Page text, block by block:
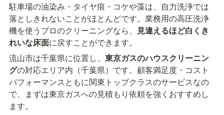
駐車場の油染み・タイヤ痕・コケや藻は、自力洗浄では
落としきれないことがほとんどです。業務用の高圧洗浄
機を使うプロのクリーニングなら、
見違えるほど白くき
れいな床面に戻すことができます。
流山市は千葉県に位置し、 東京ガスのハウスクリーニン
グの対応エリア内（千葉県）です。顧客満足度・コスト
パフォーマンスともに関東トップクラスのサービスなの
で、まずは東京ガスへの見積もり依頼を強くおすすめし
ます。